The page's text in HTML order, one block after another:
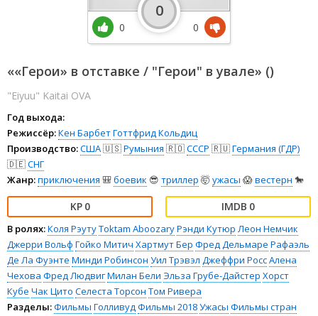
««Герои» в отставке / "Герои" в увале» ()
"Eiyuu" Kaitai OVA
Год выхода:
Режиссёр:Кен БарбетГоттфрид Кольдиц
Производство:США🇺🇸Румыния 🇷🇴СССР 🇷🇺Германия (ГДР)
🇩🇪СНГ
Жанр:приключения 🎒боевик 😎 триллер 🤯ужасы 😱вестерн 🐎
0 0
В ролях:Коля РэутуToktam AboozaryРэнди Кутюр Леон Немчик
Джерри Вольф Гойко Митич Хартмут Бер Фред Дельмаре Рафаэль
Де Ла Фуэнте Минди Робинсон Уил Трэвэл Джеффри РоссАлена
Чехова Фред ЛюдвигМилан Бели Эльза Грубе-Дайстер Хорст
Кубе Чак Цито Селеста Торсон Том Ривера
Разделы:Фильмы ГолливудФильмы 2018Ужасы Фильмы стран
0
0
0